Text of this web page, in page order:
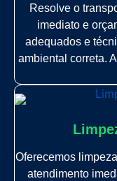
Resolve o
imediato e
adequados e
ambiental correta.
Oferecemos
atendimento